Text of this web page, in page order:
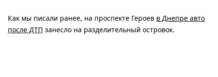
Как мы писали ранее, на проспекте Героев в Днепре авто
после ДТП занесло на разделительный островок.